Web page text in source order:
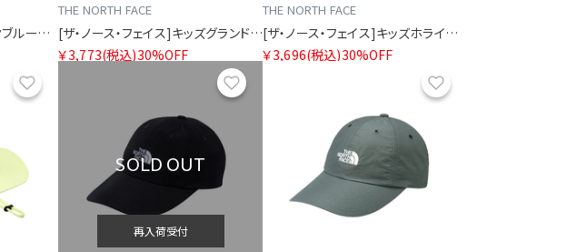
[ザ・ノース・フェイス]ハイクブルームハット
THE NORTH FACE
[ザ・ノース・フェイス]キッズグランドホライズンハット
￥3,773(税込)30%OFF
THE NORTH FACE
[ザ・ノース・フェイス]キッズホライズンハット
￥3,696(税込)30%OFF
SOLD OUT
再入荷受付